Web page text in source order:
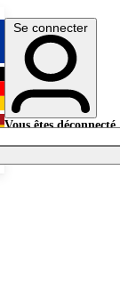
English
Deutsch
Se connecter
Vous êtes déconnecté.